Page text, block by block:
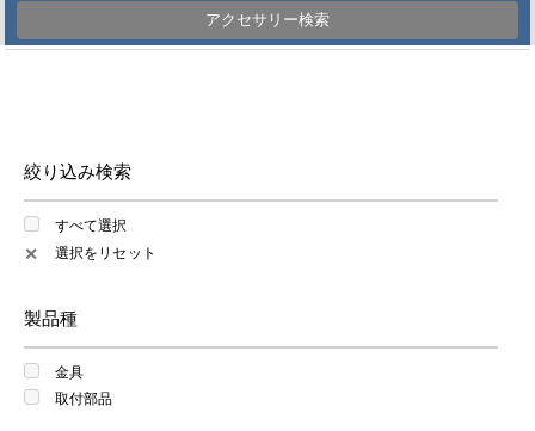
アクセサリー検索
絞り込み検索
すべて選択
✕ 選択をリセット
製品種
金具
取付部品